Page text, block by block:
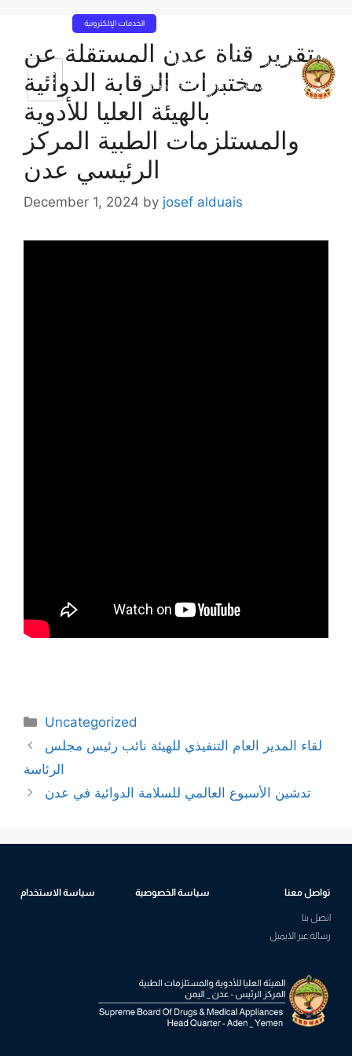
الخدمات الإلكترونية
تقرير قناة عدن المستقلة عن
مختبرات الرقابة الدوائية
بالهيئة العليا للأدوية
والمستلزمات الطبية المركز
الرئيسي عدن
December 1, 2024 by josef alduais
Uncategorized
لقاء المدير العام التنفيذي للهيئة نائب رئيس مجلس
الرئاسة
تدشين الأسبوع العالمي للسلامة الدوائية في عدن
سياسة الاستخدام سياسة الخصوصية تواصل معنا
اتصل بنا
رسالة عبر الايميل